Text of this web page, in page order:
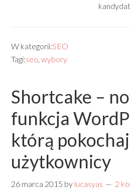
W kategorii:SEO
Tagi:seo,wybory
Shortcake –
funkcja
którą
użytkownicy
26 marca 2015 by lucasyas 2